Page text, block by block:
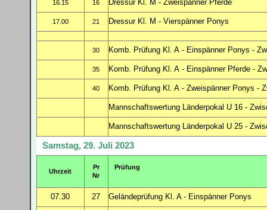
16.15 16 Dressur Kl. M - Zweispänner Pferde
17.00 21 Dressur Kl. M - Vierspänner Ponys
30 Komb. Prüfung Kl. A - Einspänner Ponys -
35 Komb. Prüfung Kl. A - Einspänner Pferde -
40 Komb. Prüfung Kl. A - Zweispänner Ponys -
Mannschaftswertung Länderpokal U 16 -
Mannschaftswertung Länderpokal U 25 -
Samstag, 29. Juli 2023
Uhrzeit
Pr
Nr
Prüfung
07.30 27 Geländeprüfung Kl. A - Einspänner Ponys